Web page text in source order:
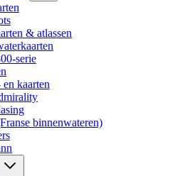
& atlassen
serie
kaarten
binnenwateren)